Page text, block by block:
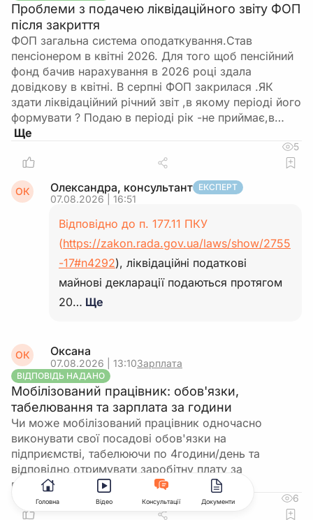
Проблеми з подачею ліквідаційного звіту ФОП
після закриття
ФОП загальна система оподаткування.Став
пенсіонером в квітні 2026. Для того щоб пенсійний
фонд бачив нарахування в 2026 році здала
довідкову в квітні. В серпні ФОП закрилася .ЯК
здати ліквідаційний річний звіт ,в якому періоді його
формувати ? Подаю в періоді рік -не приймає,в…
5
ОК Олександра, консультант ЕКСПЕРТ
07.08.2026 | 16:51
Відповідно до п. 177.11 ПКУ
(https://zakon.rada.gov.ua/laws/show/2755
-17#n4292), ліквідаційні податкові
майнові декларації подаються протягом
20… Ще
ОК Оксана
07.08.2026 | 13:10Зарплата
ВІДПОВІДЬ НАДАНО
Мобілізований працівник: обов'язки,
табелювання та зарплата за години
Чи може мобілізований працівник одночасно
виконувати свої посадові обов'язки на
підприємстві, табелюючи по 4години/день та
відповідно отримувати заробітну плату за
відпрацьований час…
6
Головна Відео Консультації Документи